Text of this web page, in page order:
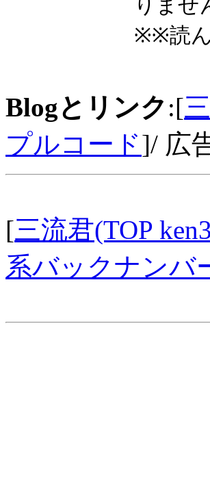
りませ
※※読ん
Blogとリンク :[
プルコード]/ 広
[三流君(TOP
系バックナンバ